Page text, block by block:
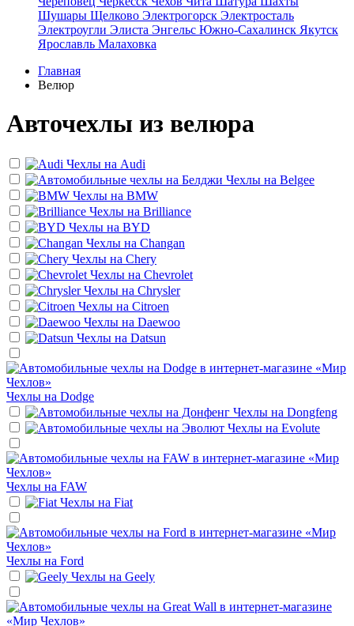
Шушары Щелково Электрогорск Электросталь
Электроугли Элиста Энгельс Южно-Сахалинск Якутск
Ярославль Малаховка
Главная
Велюр
Авточехлы из велюра
Чехлы на Audi
Чехлы на Belgee
Чехлы на BMW
Чехлы на Brilliance
Чехлы на BYD
Чехлы на Changan
Чехлы на Chery
Чехлы на Chevrolet
Чехлы на Chrysler
Чехлы на Citroen
Чехлы на Daewoo
Чехлы на Datsun
Чехлы на Dodge
Чехлы на Dongfeng
Чехлы на Evolute
Чехлы на FAW
Чехлы на Fiat
Чехлы на Ford
Чехлы на Geely